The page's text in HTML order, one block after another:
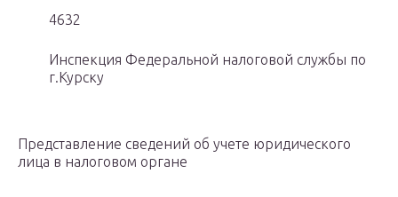
4632
Инспекция Федеральной налоговой службы по
г.Курску
Представление сведений об учете юридического
лица в налоговом органе